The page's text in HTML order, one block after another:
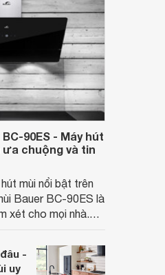
90ES - Máy hút
chuộng và tin
mùi nổi bật trên
Bauer BC-90ES là
xét cho mọi nhà.
về sản phẩm này
-
uy